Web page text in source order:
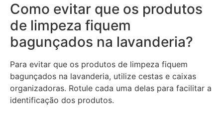
Como evitar que os produtos
de limpeza fiquem
bagunçados na lavanderia?
Para evitar que os produtos de limpeza fiquem
bagunçados na lavanderia, utilize cestas e caixas
organizadoras. Rotule cada uma delas para facilitar a
identificação dos produtos.